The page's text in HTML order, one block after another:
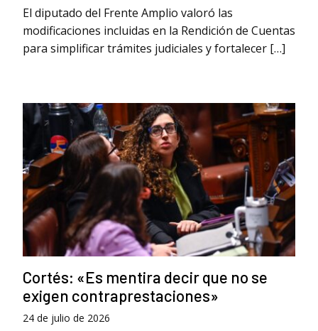
El diputado del Frente Amplio valoró las
modificaciones incluidas en la Rendición de Cuentas
para simplificar trámites judiciales y fortalecer […]
Cortés: «Es mentira decir que no se
exigen contraprestaciones»
24 de julio de 2026